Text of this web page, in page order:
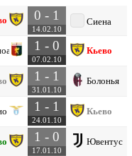
0 - 1
14.02.10
Сиена
1 - 0
07.02.10
Кьево
1 - 1
31.01.10
Болонья
1 - 1
24.01.10
Кьево
1 - 0
17.01.10
Ювентус